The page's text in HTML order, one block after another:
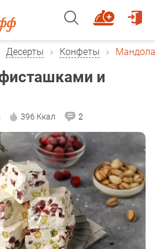
Десерты Конфеты
и
396 Ккал 2